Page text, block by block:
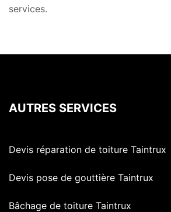
services.
AUTRES SERVICES
Devis réparation de toiture Taintrux
Devis pose de gouttière Taintrux
Bâchage de toiture Taintrux